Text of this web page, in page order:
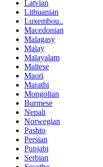
Latvian
Lithuanian
Luxembou..
Macedonian
Malagasy
Malay
Malayalam
Maltese
Maori
Marathi
Mongolian
Burmese
Nepali
Norwegian
Pashto
Persian
Punjabi
Serbian